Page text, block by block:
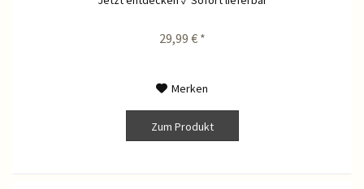
29,99 € *
Merken
Zum Produkt